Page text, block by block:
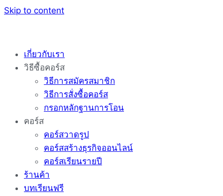
Skip to content
เกี่ยวกับเรา
วิธีซื้อคอร์ส
วิธีการสมัครสมาชิก
วิธีการสั่งซื้อคอร์ส
กรอกหลักฐานการโอน
คอร์ส
คอร์สวาดรูป
คอร์สสร้างธุรกิจออนไลน์
คอร์สเรียนรายปี
ร้านค้า
บทเรียนฟรี